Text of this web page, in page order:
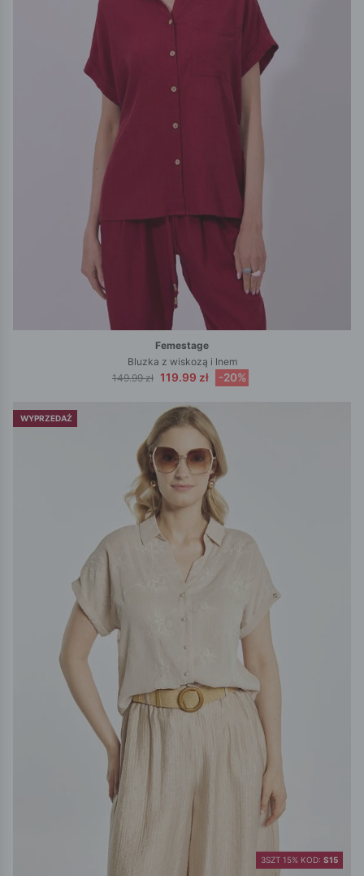
Femestage
Bluzka z wiskozą i lnem
149.99 zł 119.99 zł -20%
WYPRZEDAŻ
3SZT 15% KOD: S15